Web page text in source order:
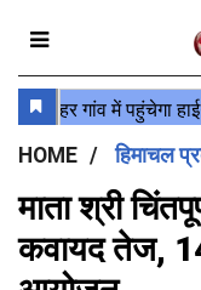
HOME हिमाचल
माता श्री
कवायद तेज,